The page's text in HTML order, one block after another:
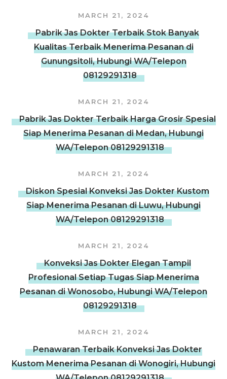
MARCH 21, 2024
Pabrik Jas Dokter Terbaik Stok Banyak
Kualitas Terbaik Menerima Pesanan di
Gunungsitoli, Hubungi WA/Telepon
08129291318
MARCH 21, 2024
Pabrik Jas Dokter Terbaik Harga Grosir Spesial
Siap Menerima Pesanan di Medan, Hubungi
WA/Telepon 08129291318
MARCH 21, 2024
Diskon Spesial Konveksi Jas Dokter Kustom
Siap Menerima Pesanan di Luwu, Hubungi
WA/Telepon 08129291318
MARCH 21, 2024
Konveksi Jas Dokter Elegan Tampil
Profesional Setiap Tugas Siap Menerima
Pesanan di Wonosobo, Hubungi WA/Telepon
08129291318
MARCH 21, 2024
Penawaran Terbaik Konveksi Jas Dokter
Kustom Menerima Pesanan di Wonogiri, Hubungi